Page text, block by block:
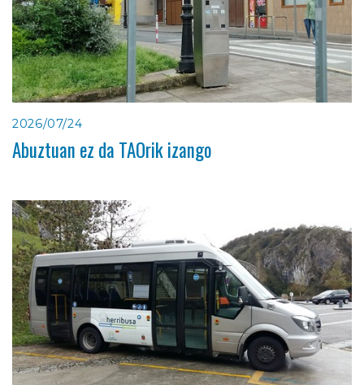
2026/07/24
Abuztuan ez da TAOrik izango